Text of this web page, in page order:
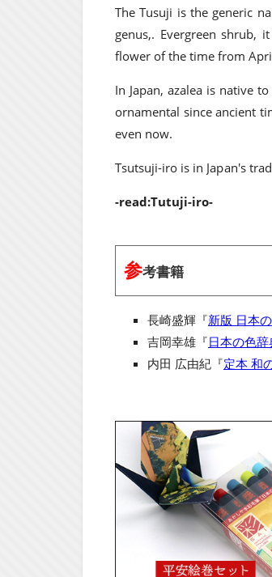
The Tusuji is the generic
genus,. Evergreen shrub,
flower of the time from
In Japan, azalea is native
ornamental since ancient
even now.
Tsutsuji-iro is in Japan's
-read:Tutuji-iro-
参考書籍
長崎盛輝『新版 日本
吉岡幸雄『日本の色辞
内田 広由紀『定本 和